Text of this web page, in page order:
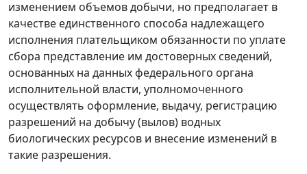
изменением объемов добычи, но предполагает в
качестве единственного способа надлежащего
исполнения плательщиком обязанности по уплате
сбора представление им достоверных сведений,
основанных на данных федерального органа
исполнительной власти, уполномоченного
осуществлять оформление, выдачу, регистрацию
разрешений на добычу (вылов) водных
биологических ресурсов и внесение изменений в
такие разрешения.